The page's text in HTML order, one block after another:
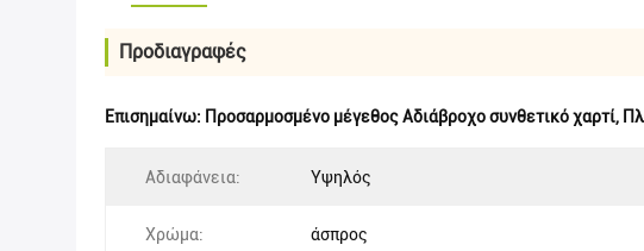
Προδιαγραφές
Επισημαίνω: Προσαρμοσμένο μέγεθος Αδιάβροχο συνθετικό χαρτί,
Αδιαφάνεια: Υψηλός
Χρώμα: άσπρος